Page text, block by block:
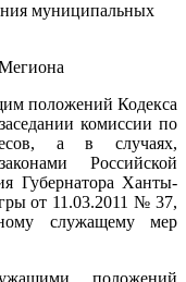
муниципальных
положений Кодекса
комиссии по
а в случаях,
Российской
Губернатора Ханты-
от 11.03.2011 № 37,
служащему мер